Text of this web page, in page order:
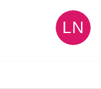
LN